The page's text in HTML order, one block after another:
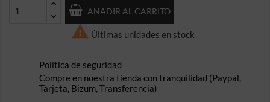
AÑADIR AL CARRITO
 Últimas unidades en stock
Política de seguridad
Compre en nuestra tienda con tranquilidad (Paypal,
Tarjeta, Bizum, Transferencia)